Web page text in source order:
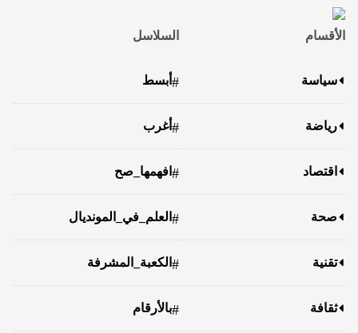
الأقسام
سياسة
رياضة
اقتصاد
صحة
تقنية
ثقافة
السلاسل
# أبسط
#أغرب
# افهمها_صح
# العلم_في_المونديال
# الكعبة_المشرفة
#بالأرقام